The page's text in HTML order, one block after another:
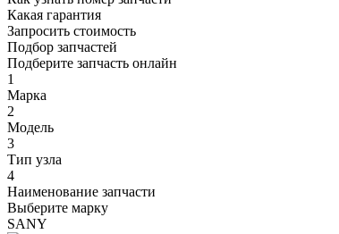
Какая гарантия
Запросить стоимость
Подбор запчастей
Подберите запчасть онлайн
1
Марка
2
Модель
3
Тип узла
4
Наименование запчасти
Выберите марку
SANY